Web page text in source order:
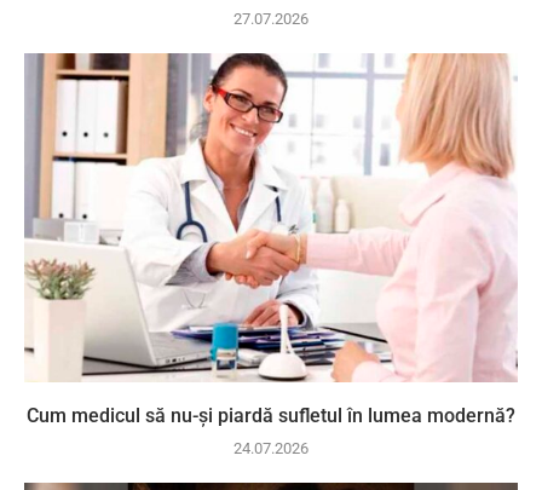
27.07.2026
Cum medicul să nu-și piardă sufletul în lumea modernă?
24.07.2026